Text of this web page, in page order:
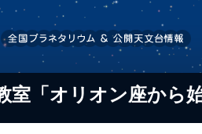
室「オリオン座から